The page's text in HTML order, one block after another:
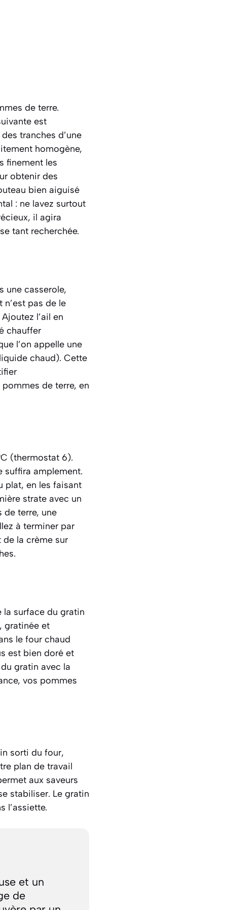
de terre.
est
tranches d’une
homogène,
finement les
obtenir des
bien aiguisé
: ne lavez surtout
il agira
tant recherchée.
une casserole,
pas de le
l’ail en
chauffer
l’on appelle une
chaud). Cette
de terre, en
(thermostat 6).
suffira amplement.
plat, en les faisant
strate avec un
de terre, une
à terminer par
la crème sur
la surface du gratin
gratinée et
le four chaud
est bien doré et
gratin avec la
vos pommes
sorti du four,
plan de travail
aux saveurs
stabiliser. Le gratin
l’assiette.
et un
de